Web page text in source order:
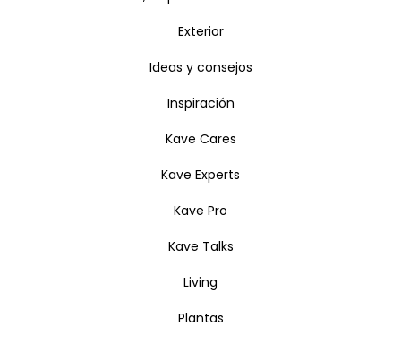
Exterior
Ideas y consejos
Inspiración
Kave Cares
Kave Experts
Kave Pro
Kave Talks
Living
Plantas